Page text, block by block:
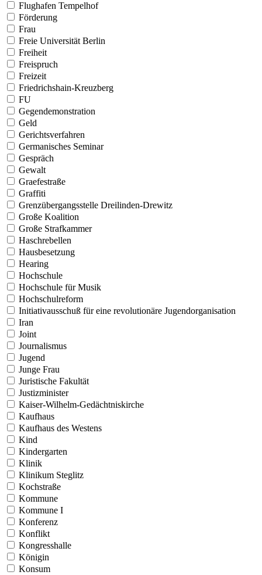
Flughafen Tempelhof
Förderung
Frau
Freie Universität Berlin
Freiheit
Freispruch
Freizeit
Friedrichshain-Kreuzberg
FU
Gegendemonstration
Geld
Gerichtsverfahren
Germanisches Seminar
Gespräch
Gewalt
Graefestraße
Graffiti
Grenzübergangsstelle Dreilinden-Drewitz
Große Koalition
Große Strafkammer
Haschrebellen
Hausbesetzung
Hearing
Hochschule
Hochschule für Musik
Hochschulreform
Initiativausschuß für eine revolutionäre Jugendorganisation
Iran
Joint
Journalismus
Jugend
Junge Frau
Juristische Fakultät
Justizminister
Kaiser-Wilhelm-Gedächtniskirche
Kaufhaus
Kaufhaus des Westens
Kind
Kindergarten
Klinik
Klinikum Steglitz
Kochstraße
Kommune
Kommune I
Konferenz
Konflikt
Kongresshalle
Königin
Konsum